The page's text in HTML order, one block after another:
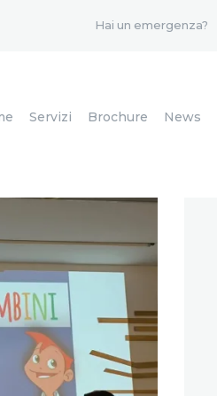
Hai un emergenza?
Servizi Brochure News